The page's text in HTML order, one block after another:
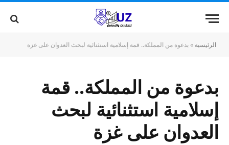
الرئيسية »بدعوة من المملكة.. قمة إسلامية استثنائية لبحث العدوان على غزة
بدعوة من المملكة.. قمة
إسلامية استثنائية لبحث
العدوان على غزة